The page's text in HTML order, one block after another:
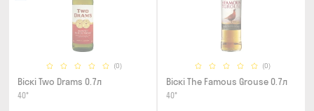
(0)
Віскі Two Drams 0.7л
40°
(0)
Віскі The Famous Grouse 0.7л
40°